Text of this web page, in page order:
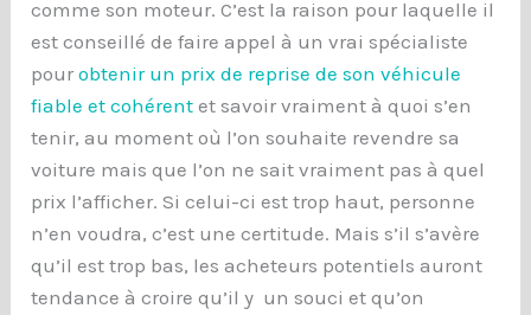
comme son moteur. C’est la raison pour laquelle il
est conseillé de faire appel à un vrai spécialiste
pourobtenir un prix de reprise de son véhicule
fiable et cohérent et savoir vraiment à quoi s’en
tenir, au moment où l’on souhaite revendre sa
voiture mais que l’on ne sait vraiment pas à quel
prix l’afficher. Si celui-ci est trop haut, personne
n’en voudra, c’est une certitude. Mais s’il s’avère
qu’il est trop bas, les acheteurs potentiels auront
tendance à croire qu’il y un souci et qu’on